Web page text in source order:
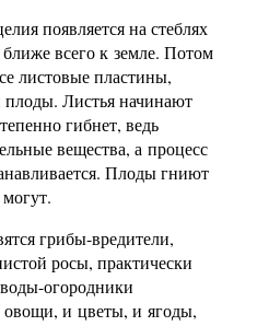
появляется на стеблях
ближе всего к земле. Потом
листовые пластины,
Листья начинают
гибнет, ведь
вещества, а процесс
Плоды гниют
грибы-вредители,
росы, практически
огородники
и цветы, и ягоды,